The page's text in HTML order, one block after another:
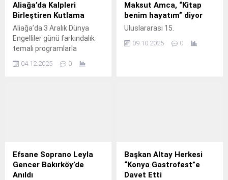
Aliağa’da Kalpleri
Birleştiren Kutlama
Aliağa’da 3 Aralık Dünya
Engelliler günü farkındalık
temalı programlarla
04.12.2025 0
Maksut Amca, “Kitap
benim hayatım” diyor
Uluslararası 15.
09.10.2025 0
Efsane Soprano Leyla
Gencer Bakırköy’de
Anıldı
Başkan Altay Herkesi
“Konya Gastrofest”e
Davet Etti